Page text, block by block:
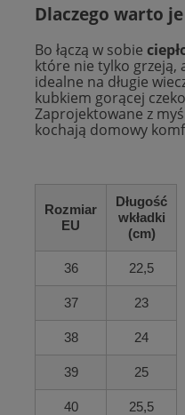
Dlaczego warto
Bo łączą w sobie
które nie tylko grzeją,
idealne na długie
kubkiem gorącej
Zaprojektowane z
kochają domowy
Rozmiar
EU
Długość
wkładki
(cm)
36 22,5
37 23
38 24
39 25
40 25,5